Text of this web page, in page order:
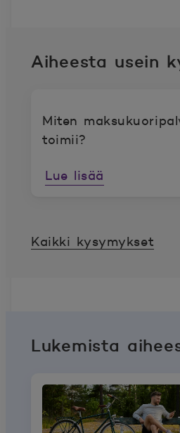
Aiheesta usein
Miten
toimii?
Lue lisää
Kaikki kysymykset
Lukemista